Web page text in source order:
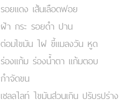
รอยแดง เส้นเลือดฟอย
ฝ้า กระ รอยดำ ปาน
ต่อมไขมัน ไฝ ขี้แมลงวัน หูด
ร่องแก้ม ร่องน้ำตา แก้มตอบ
กำจัดขน
เชลลูไลท์ ไขมันส่วนเกิน ปรับรูปร่าง